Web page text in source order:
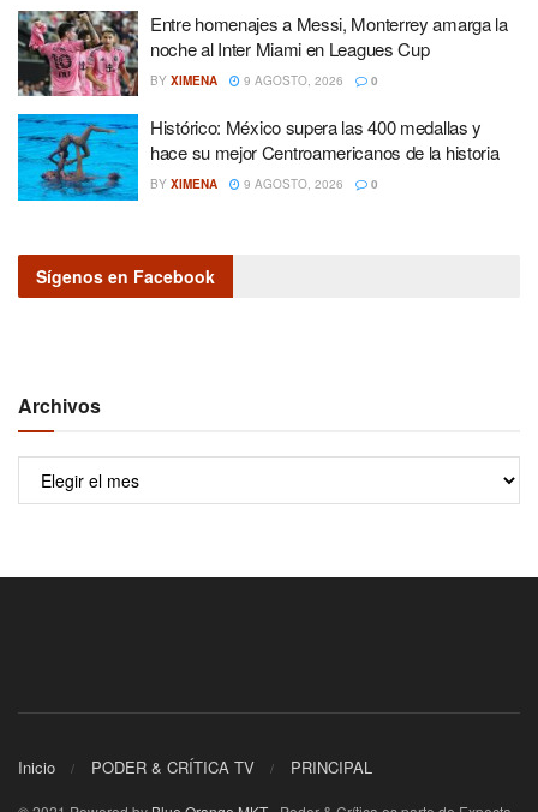
Entre homenajes a Messi, Monterrey amarga la
noche al Inter Miami en Leagues Cup
BY XIMENA 9 AGOSTO, 2026 0
Histórico: México supera las 400 medallas y
hace su mejor Centroamericanos de la historia
BY XIMENA 9 AGOSTO, 2026 0
Sígenos en Facebook
Archivos
Inicio PODER & CRÍTICA TV PRINCIPAL